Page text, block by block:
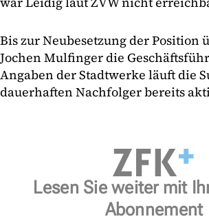
Bis zur Neubesetzung der Position
Jochen Mulfinger die
Angaben der Stadtwerke läuft die
dauerhaften Nachfolger bereits
Lesen Sie weiter mit
Abonnement